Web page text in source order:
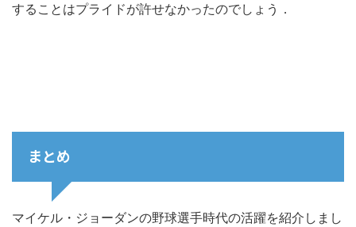
することはプライドが許せなかったのでしょう．
まとめ
マイケル・ジョーダンの野球選手時代の活躍を紹介しまし